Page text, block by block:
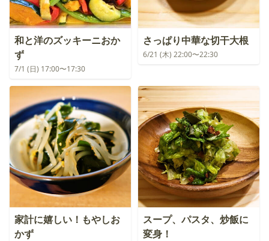
和と洋のズッキーニおか
ず
7/1 (日) 17:00〜17:30
さっぱり中華な切干大根
6/21 (木) 22:00〜22:30
家計に嬉しい！もやしお
かず
スープ、パスタ、炒飯に
変身！